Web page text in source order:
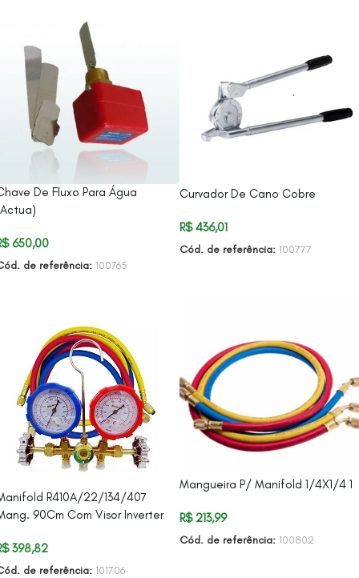
De Fluxo Para Água
650,00
de referência: 100765
Curvador De Cano Cobre
R$436,01
Cód. de referência: 100777
Mangueira P/ Manifold 1/4X1/4 1
R$213,99
Cód. de referência: 100802
R410A/22/134/407
90Cm Com Visor Inverter
398,82
de referência: 101706